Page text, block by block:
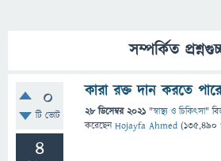
সম্পর্কিত
0
টি ভোট
4
কারা রক্ত ​​দান করতে
28 ডিসেম্বর 2021 "স্বাস্থ্য ও চিকিৎসা"
করেছেনHojayfa Ahmed (135,490